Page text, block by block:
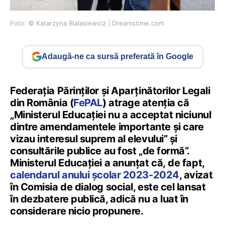
Foto: © Katarzyna Bialasiewicz | Dreamstime.com
Adaugă-ne ca sursă preferată în Google
Federația Părinților și Aparținătorilor Legali
din România (FePAL) atrage atenția că
„Ministerul Educației nu a acceptat niciunul
dintre amendamentele importante și care
vizau interesul suprem al elevului” și
consultările publice au fost „de formă”.
Ministerul Educației a anunțat că, de fapt,
calendarul anului școlar 2023-2024, avizat
în Comisia de dialog social, este cel lansat
în dezbatere publică, adică nu a luat în
considerare nicio propunere.